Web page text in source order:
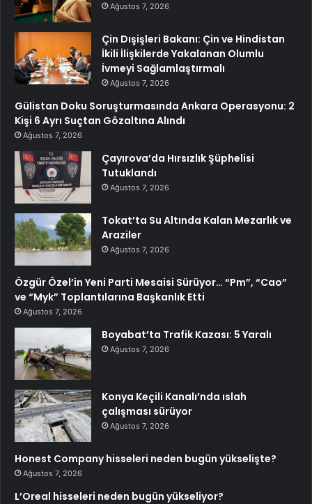
Ağustos 7, 2026
Çin Dışişleri Bakanı: Çin ve Hindistan
İkili İlişkilerde Yakalanan Olumlu
İvmeyi Sağlamlaştırmalı
Ağustos 7, 2026
Gülistan Doku Soruşturmasında Ankara Operasyonu: 2
Kişi 6 Ayrı Suçtan Gözaltına Alındı
Ağustos 7, 2026
Çayırova’da Hırsızlık Şüphelisi
Tutuklandı
Ağustos 7, 2026
Tokat’ta Su Altında Kalan Mezarlık ve
Araziler
Ağustos 7, 2026
Özgür Özel’in Yeni Parti Mesaisi Sürüyor… “Pm”, “Cao”
ve “Myk” Toplantılarına Başkanlık Etti
Ağustos 7, 2026
Boyabat’ta Trafik Kazası: 5 Yaralı
Ağustos 7, 2026
Konya Keçili Kanalı’nda ıslah
çalışması sürüyor
Ağustos 7, 2026
Honest Company hisseleri neden bugün yükselişte?
Ağustos 7, 2026
L’Oreal hisseleri neden bugün yükseliyor?